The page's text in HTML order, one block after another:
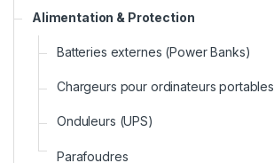
Alimentation & Protection
Batteries externes (Power Banks)
Chargeurs pour ordinateurs portables
Onduleurs (UPS)
Parafoudres